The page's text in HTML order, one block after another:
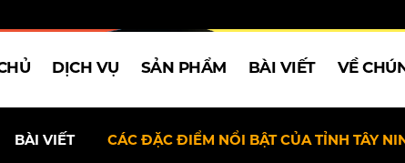
DỊCH VỤ SẢN PHẨM BÀI VIẾT VỀ
BÀI VIẾT CÁC ĐẶC ĐIỂM NỔI BẬT CỦA TỈNH TÂY